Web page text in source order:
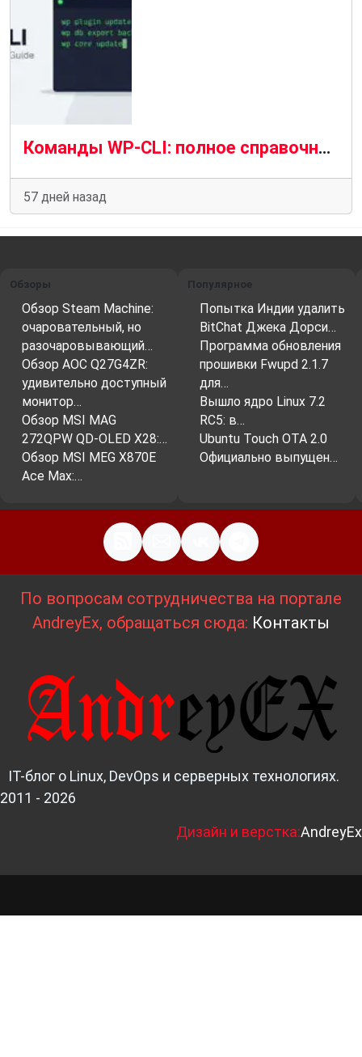
Команды WP-CLI: полное справочное руководство (2026). Часть 2
57 дней назад
Обзоры
Обзор Steam Machine:
очаровательный, но
разочаровывающий…
Обзор AOC Q27G4ZR:
удивительно доступный
монитор…
Обзор MSI MAG
272QPW QD-OLED X28:…
Обзор MSI MEG X870E
Ace Max:…
Популярное
Попытка Индии удалить
BitChat Джека Дорси…
Программа обновления
прошивки Fwupd 2.1.7
для…
Вышло ядро ​​Linux 7.2
RC5: в…
Ubuntu Touch OTA 2.0
Официально выпущен…
По вопросам сотрудничества на портале
AndreyEx, обращаться сюда: Контакты
IT-блог о Linux, DevOps и серверных технологиях.
2011 - 2026
Дизайн и верстка:AndreyEx